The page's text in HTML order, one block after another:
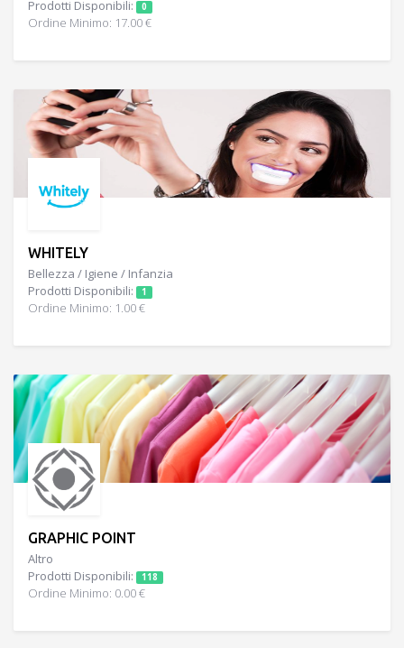
Prodotti Disponibili:
0
Ordine Minimo: 17.00 €
WHITELY
Bellezza / Igiene / Infanzia
Prodotti Disponibili:
1
Ordine Minimo: 1.00 €
GRAPHIC POINT
Altro
Prodotti Disponibili:
118
Ordine Minimo: 0.00 €